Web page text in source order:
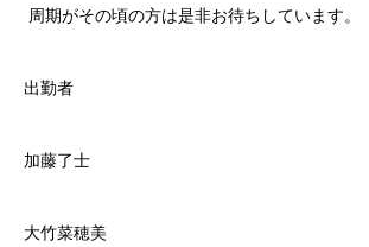
周期がその頃の方は是非お待ちしています。
出勤者
加藤了士
大竹菜穂美